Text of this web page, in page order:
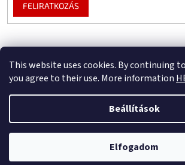
This website uses cookies. By continuing
you agree to their use. More information
Beállítások
Elfogadom
Csak B2B – regisztrálja cégét, hogy teljes előnyben
FELIRATKOZÁS
Shoptet készítette
Mountfield. Minden